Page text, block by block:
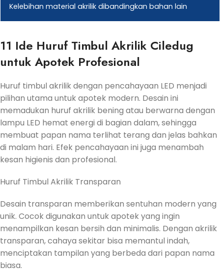
Kelebihan material akrilik dibandingkan bahan lain
11 Ide Huruf Timbul Akrilik Ciledug
untuk Apotek Profesional
Huruf timbul akrilik dengan pencahayaan LED menjadi
pilihan utama untuk apotek modern. Desain ini
memadukan huruf akrilik bening atau berwarna dengan
lampu LED hemat energi di bagian dalam, sehingga
membuat papan nama terlihat terang dan jelas bahkan
di malam hari. Efek pencahayaan ini juga menambah
kesan higienis dan profesional.
Huruf Timbul Akrilik Transparan
Desain transparan memberikan sentuhan modern yang
unik. Cocok digunakan untuk apotek yang ingin
menampilkan kesan bersih dan minimalis. Dengan akrilik
transparan, cahaya sekitar bisa memantul indah,
menciptakan tampilan yang berbeda dari papan nama
biasa.